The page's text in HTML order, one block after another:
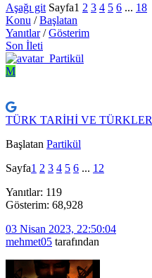
Aşağı git Sayfa1 2 3 4 5 6 ... 18
Konu /Başlatan
Yanıtlar/Gösterim
Son İleti
M
TÜRK TARİHİ VE TÜRKLER
Başlatan Partikül
Sayfa1 2 3 4 5 6 ... 12
Yanıtlar: 119
Gösterim: 68,928
03 Nisan 2023, 22:50:04
mehmet05 tarafından